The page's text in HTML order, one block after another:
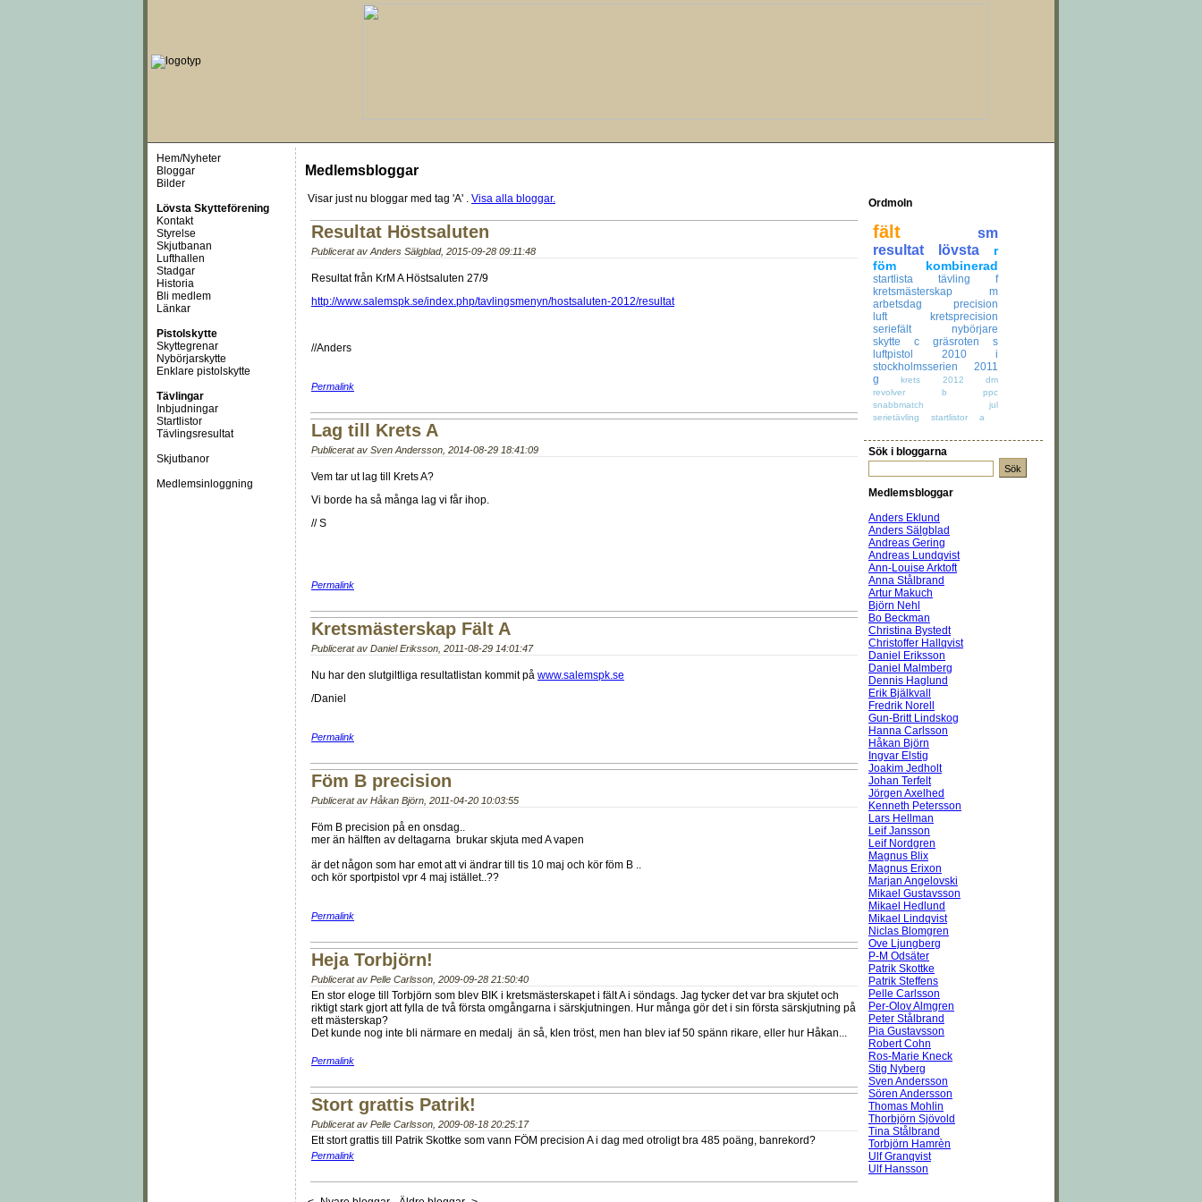
Hem/Nyheter
Bloggar
Bilder
Lövsta Skytteförening
Kontakt
Styrelse
Skjutbanan
Lufthallen
Stadgar
Historia
Bli medlem
Länkar
Pistolskytte
Skyttegrenar
Nybörjarskytte
Enklare pistolskytte
Tävlingar
Inbjudningar
Startlistor
Tävlingsresultat
Skjutbanor
Medlemsinloggning
Medlemsbloggar
Visar just nu bloggar med tag 'A' . Visa alla bloggar.
Resultat Höstsaluten
Publicerat av Anders Sälgblad, 2015-09-28 09:11:48
Resultat från KrM A Höstsaluten 27/9
http://www.salemspk.se/index.php/tavlingsmenyn/hostsaluten-2012/resultat
//Anders
Permalink
Lag till Krets A
Publicerat av Sven Andersson 2014-08-29 18:41:09
Vem tar ut lag till Krets A?
Vi borde ha så många lag vi får ihop.
// S
Permalink
Kretsmästerskap Fält A
Publicerat av Daniel Eriksson 2011-08-29 14:01:47
Nu har den slutgiltliga resultatlistan kommit på www.salemspk.se
/Daniel
Permalink
Föm B precision
Publicerat av Håkan Björn 2011-04-20 10:03:55
Föm B precision på en onsdag..
mer än hälften av deltagarna brukar skjuta med A vapen
är det någon som har emot att vi ändrar till tis 10 maj och kör föm B ..
och kör sportpistol vpr 4 maj istället..??
Permalink
Heja Torbjörn!
Publicerat av Pelle Carlsson 2009-09-28 21:50:40
En stor eloge till Torbjörn som blev BIK i kretsmästerskapet i fält A i söndags. Jag tycker det var bra skjutet och
riktigt stark gjort att fylla de två första omgångarna i särskjutningen. Hur många gör det i sin första särskjutning på
ett mästerskap?
Det kunde nog inte bli närmare en medalj än så, klen tröst, men han blev iaf 50 spänn rikare, eller hur Håkan...
Permalink
Stort grattis Patrik!
Publicerat av Pelle Carlsson 2009-08-18 20:25:17
Ett stort grattis till Patrik Skottke som vann FÖM precision A i dag med otroligt bra 485 poäng, banrekord?
Permalink
Ordmoln
fält
sm
resultat
lövsta
r
föm
kombinerad
startlista tävling
f
kretsmästerskap
m
arbetsdag
precision
luft
kretsprecision
seriefält
nybörjare
skytte
c gräsroten
s
luftpistol
2010
i
stockholmsserien
2011
g
krets 2012
dm
revolver
b
ppc
snabbmatch
jul
serietävling
startlistor a
Sök i bloggarna
Medlemsbloggar
Anders Eklund
Anders Sälgblad
Andreas Gering
Andreas Lundqvist
Ann-Louise Arktoft
Anna Stålbrand
Artur Makuch
Björn Nehl
Bo Beckman
Christina Bystedt
Christoffer Hallqvist
Daniel Eriksson
Daniel Malmberg
Dennis Haglund
Erik Bjälkvall
Fredrik Norell
Gun-Britt Lindskog
Hanna Carlsson
Håkan Björn
Ingvar Elstig
Joakim Jedholt
Johan Terfelt
Jörgen Axelhed
Kenneth Petersson
Lars Hellman
Leif Jansson
Leif Nordgren
Magnus Blix
Magnus Erixon
Marjan Angelovski
Mikael Gustavsson
Mikael Hedlund
Mikael Lindqvist
Niclas Blomgren
Ove Ljungberg
P-M Odsäter
Patrik Skottke
Patrik Steffens
Pelle Carlsson
Per-Olov Almgren
Peter Stålbrand
Pia Gustavsson
Robert Cohn
Ros-Marie Kneck
Stig Nyberg
Sven Andersson
Sören Andersson
Thomas Mohlin
Thorbjörn Sjövold
Tina Stålbrand
Torbjörn Hamrèn
Ulf Granqvist
Ulf Hansson